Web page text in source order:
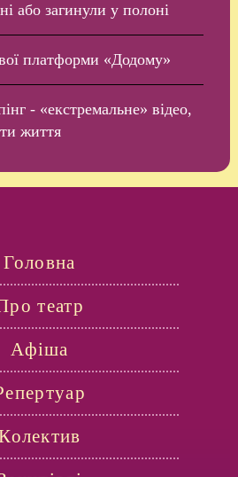
або загинули у полоні
платформи «Додому»
- «екстремальне» відео,
життя
Головна
театр
Афіша